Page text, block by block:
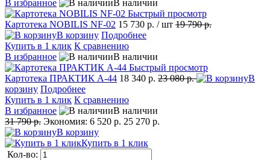
В избранное
В наличии
Быстрый просмотр
Картотека NOBILIS NF-02 15 730 р. / шт 19 790 р.
В корзину Подробнее
Купить в 1 клик К сравнению
В избранное
В наличии
Быстрый просмотр
Картотека ПРАКТИК А-44 18 340 р. 23 080 р.
В
корзину Подробнее
Купить в 1 клик К сравнению
В избранное
В наличии
31 790 р. Экономия: 6 520 р. 25 270 р.
В корзину
Купить в 1 клик
Кол-во: